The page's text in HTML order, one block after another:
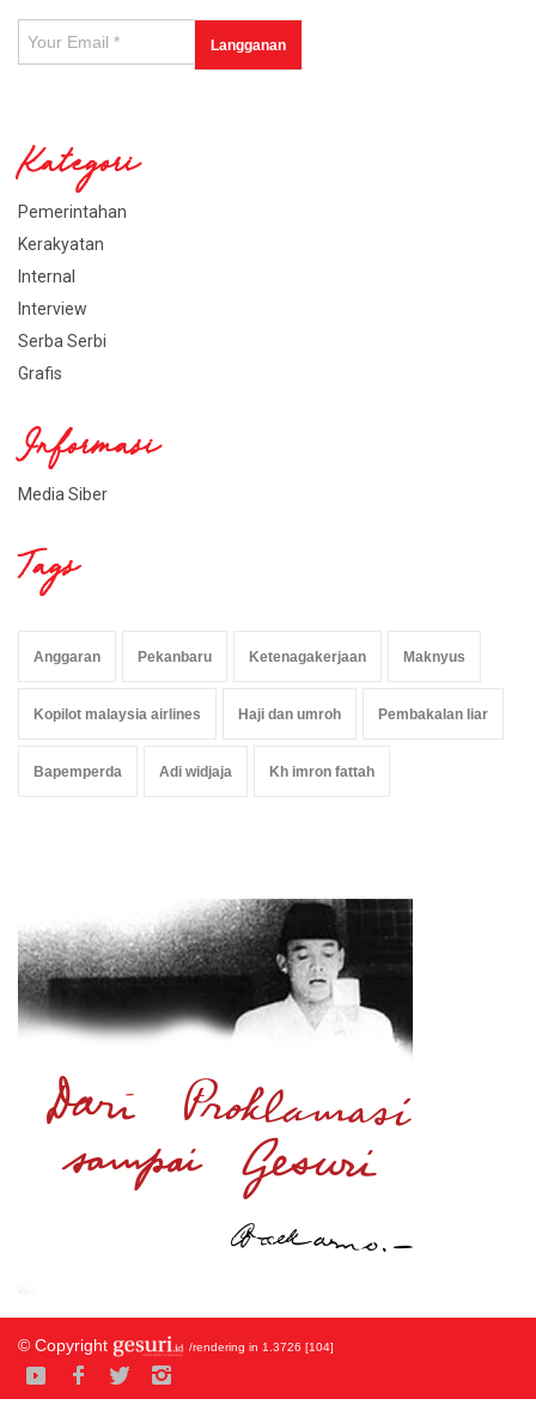
Kategori
Pemerintahan
Kerakyatan
Internal
Interview
Serba Serbi
Grafis
Informasi
Media Siber
Tags
Anggaran Pekanbaru Ketenagakerjaan Maknyus
Kopilot malaysia airlines Haji dan umroh Pembakalan liar
Bapemperda Adi widjaja Kh imron fattah
© Copyright /rendering in 1.3726 [104]